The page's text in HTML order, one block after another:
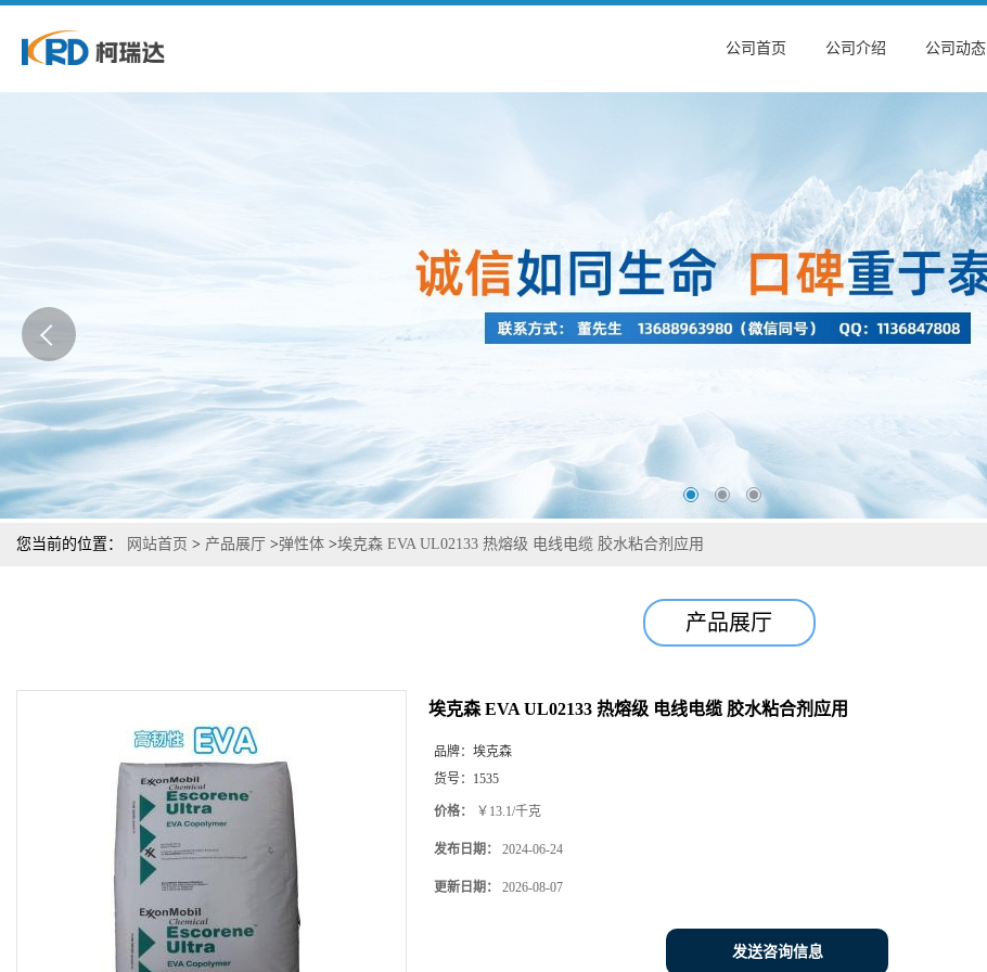
公司首页 公司介绍 公司动态
您当前的位置： 网站首页 > 产品展厅 >弹性体 >埃克森 EVA UL02133 热熔级 电线电缆 胶水粘合剂应用
产品展厅
埃克森 EVA UL02133 热熔级 电线电缆 胶水粘合剂应用
品牌： 埃克森
货号： 1535
价格： ￥13.1/千克
发布日期： 2024-06-24
更新日期： 2026-08-07
发送咨询信息